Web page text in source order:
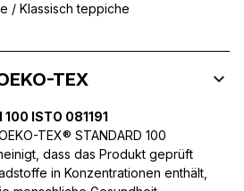
/ Klassisch teppiche
TEX
ISTO 081191
TEX® STANDARD 100
dass das Produkt geprüft
in Konzentrationen enthält,